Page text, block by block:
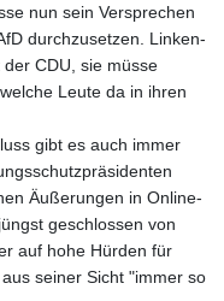
nun sein Versprechen
durchzusetzen. Linken-
CDU, sie müsse
Leute da in ihren
gibt es auch immer
Äußerungen in Online-
geschlossen von
auf hohe Hürden für
seiner Sicht "immer so